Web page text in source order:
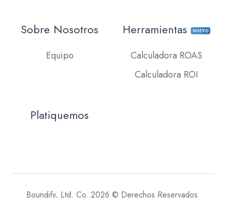
Sobre Nosotros
Equipo
Herramientas NUEVO
Calculadora ROAS
Calculadora ROI
Platiquemos
Boundify, Ltd. Co. 2026 © Derechos Reservados